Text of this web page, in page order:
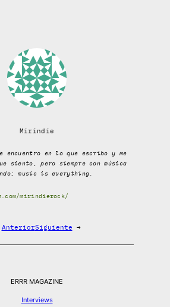
Mirindie
encuentro en lo que escribo y me
siento, pero siempre con música
music is everything.
mirindierock/
AnteriorSiguiente →
ERRR MAGAZINE
Interviews